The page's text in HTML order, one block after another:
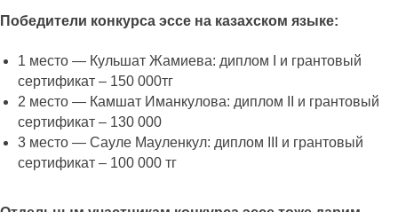
Победители конкурса эссе на казахском языке:
1 место — Кульшат Жамиева: диплом I и грантовый
сертификат – 150 000тг
2 место — Камшат Иманкулова: диплом II и грантовый
сертификат – 130 000
3 место — Сауле Мауленкул: диплом III и грантовый
сертификат – 100 000 тг